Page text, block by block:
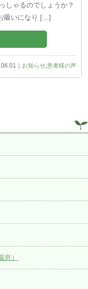
しゃるのでしょうか？
吸いになり […]
｜ お知らせ, 患者様の声
）